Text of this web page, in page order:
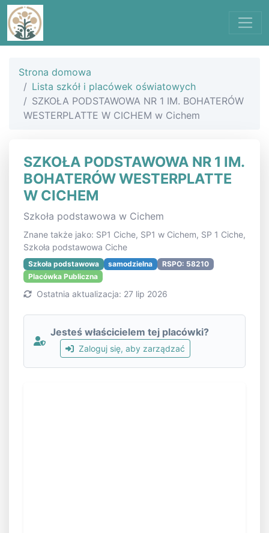
Strona domowa
Lista szkół i placówek oświatowych
SZKOŁA PODSTAWOWA NR 1 IM. BOHATERÓW
WESTERPLATTE W CICHEM w Cichem
SZKOŁA PODSTAWOWA NR 1 IM.
BOHATERÓW WESTERPLATTE
W CICHEM
Szkoła podstawowa w Cichem
Znane także jako: SP1 Ciche, SP1 w Cichem, SP 1 Ciche,
Szkoła podstawowa Ciche
Szkoła podstawowa samodzielna
RSPO: 58210
Placówka Publiczna
Ostatnia aktualizacja: 27 lip 2026
Jesteś właścicielem tej placówki?
Zaloguj się, aby zarządzać